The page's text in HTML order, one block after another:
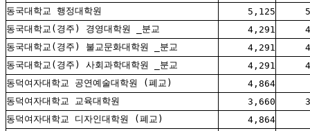
동국대학교 행정대학원
5,125
동국대학교(경주) 경영대학원 _분교
4,291
동국대학교(경주) 불교문화대학원 _분교
4,291
동국대학교(경주) 사회과학대학원 _분교
4,291
동덕여자대학교 공연예술대학원 (폐교)
4,864
동덕여자대학교 교육대학원
3,660
동덕여자대학교 디자인대학원 (폐교)
4,864